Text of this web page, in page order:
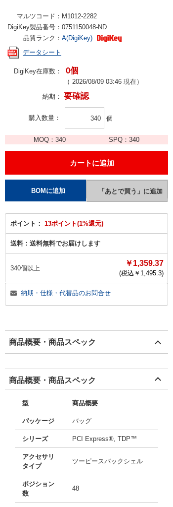
マルツコード： M1012-2282
DigiKey製品番号： 0751150048-ND
品質ランク： A(DigiKey)
データシート
DigiKey在庫数： 0個
（ 2026/08/09 03:46 現在）
納期： 要確認
購入数量 個
MOQ：340 SPQ： 340
ポイント： 13ポイント(1%還元)
送料： 送料無料でお届けします
340個以上
￥1,359.37
(税込￥ 1,495.3)
納期・仕様・代替品のお問合せ
商品概要・商品スペック
商品概要・商品スペック
型 商品概要
パッケージ バッグ
シリーズ PCI Express®, TDP™
アクセサリ
タイプ
ツーピースバックシェル
ポジション
数
48